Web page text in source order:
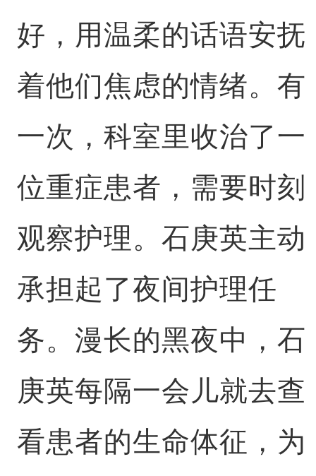
好，用温柔的话语安抚
着他们焦虑的情绪。有
一次，科室里收治了一
位重症患者，需要时刻
观察护理。石庚英主动
承担起了夜间护理任
务。漫长的黑夜中，石
庚英每隔一会儿就去查
看患者的生命体征，为